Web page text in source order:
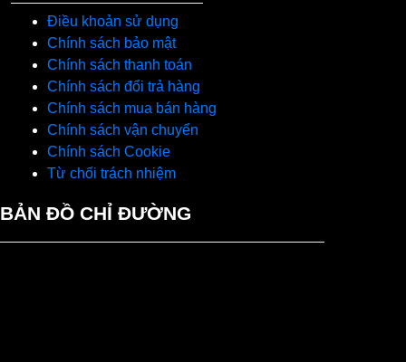
Điều khoản sử dụng
Chính sách bảo mật
Chính sách thanh toán
Chính sách đổi trả hàng
Chính sách mua bán hàng
Chính sách vận chuyển
Chính sách Cookie
Từ chối trách nhiệm
BẢN ĐỒ CHỈ ĐƯỜNG